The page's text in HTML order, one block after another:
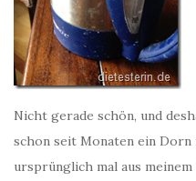
Nicht gerade schön, und
schon seit Monaten ein Dorn
ursprünglich mal aus